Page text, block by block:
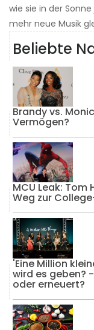
wie sie in der
mehr neue Musik
Beliebte
Brandy vs.
Vermögen?
MCU Leak:
Weg zur
'Eine Million
wird es geben?
oder erneuert?